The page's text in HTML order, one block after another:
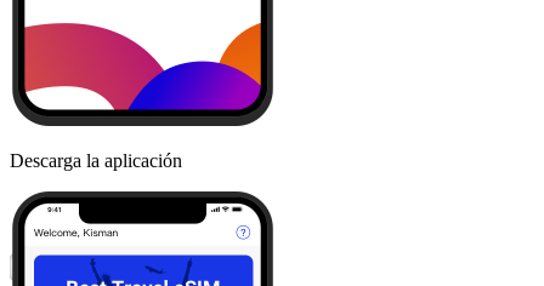
Descarga la aplicación